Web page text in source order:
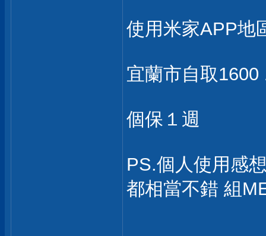
使用米家APP地
宜蘭市自取
個保１週
PS.個人使用感
都相當不錯 組